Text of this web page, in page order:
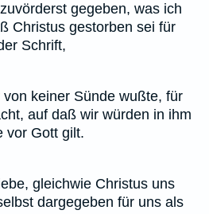
gegeben, was ich
Christus gestorben sei für
Schrift,
keiner Sünde wußte, für
auf daß wir würden in ihm
vor Gott gilt.
gleichwie Christus uns
dargegeben für uns als